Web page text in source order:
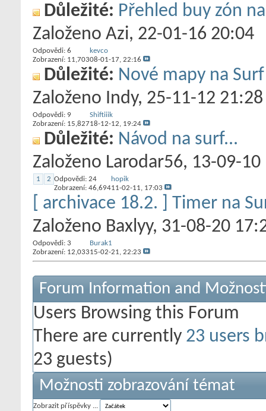
Důležité: Přehled buy zón
Založeno Azi‎, 22-01-16 20:04
Odpovědi: 6
Zobrazení: 11,703
kevco
08-01-17, 22:16
Důležité: Nové mapy na
Založeno Indy‎, 25-11-12 21:28
Odpovědi: 9
Zobrazení: 15,827
Shiftiiik
18-12-12, 19:24
Důležité: Návod na surf...
Založeno Larodar56‎, 13-09-10
1 2 Odpovědi: 24
Zobrazení: 46,694
hopik
11-02-11, 17:03
[ archivace 18.2. ] Timer na
Založeno Baxlyy‎, 31-08-20
Odpovědi: 3
Zobrazení: 12,033
Burak1
15-02-21, 22:23
Forum Information and
Users Browsing this Forum
There are currently 23 users
23 guests)
Možnosti zobrazování témat
Zobrazit příspěvky ...